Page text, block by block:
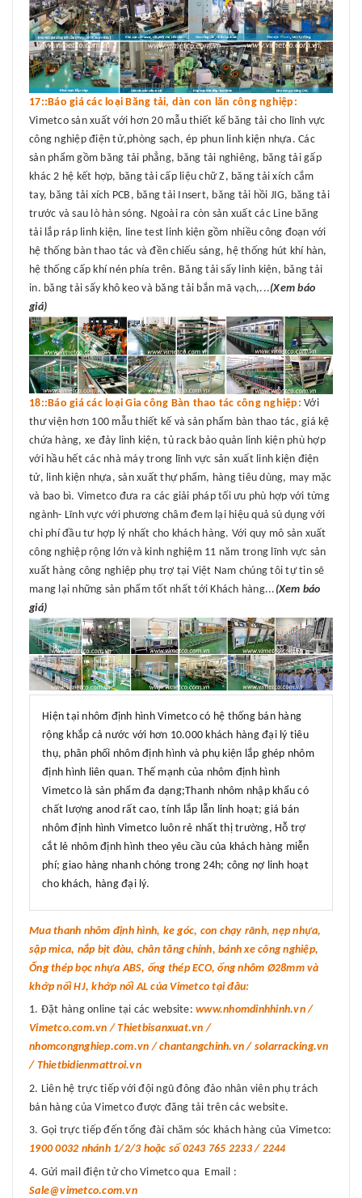
17::Báo giá các loại Băng tải, dàn con lăn công nghiệp:
Vimetco sản xuất với hơn 20 mẫu thiết kế băng tải cho lĩnh vực
công nghiệp điện tử,phòng sạch, ép phun linh kiện nhựa. Các
sản phẩm gồm băng tải phẳng, băng tải nghiêng, băng tải gấp
khác 2 hệ kết hợp, băng tải cấp liệu chữ Z, băng tải xích cắm
tay, băng tải xích PCB, băng tải Insert, băng tải hồi JIG, băng tải
trước và sau lò hàn sóng. Ngoài ra còn sản xuất các Line băng
tải lắp ráp linh kiện, line test linh kiện gồm nhiều công đoạn với
hệ thống bàn thao tác và đền chiếu sáng, hệ thống hút khí hàn,
hệ thống cấp khí nén phía trên. Băng tải sấy linh kiện, băng tải
in. băng tải sấy khô keo và băng tải bắn mã vạch,...(Xem báo
giá)
18::Báo giá các loại Gia công Bàn thao tác công nghiệp: Với
thư viện hơn 100 mẫu thiết kế và sản phẩm bàn thao tác, giá kệ
chứa hàng, xe đảy linh kiện, tủ rack bảo quản linh kiện phù hợp
với hầu hết các nhà máy trong lĩnh vực sản xuất linh kiện điện
tử, linh kiện nhựa, sản xuất thự phẩm, hàng tiêu dùng, may mặc
và bao bì. Vimetco đưa ra các giải pháp tối ưu phù hợp với từng
ngành- Lĩnh vực với phương châm đem lại hiệu quả sủ dụng với
chi phí đầu tư hợp lý nhất cho khách hàng. Với quy mô sản xuất
công nghiệp rộng lớn và kinh nghiệm 11 năm trong lĩnh vực sản
xuất hàng công nghiệp phụ trợ tại Việt Nam chúng tôi tự tin sẽ
mang lại những sản phẩm tốt nhất tới Khách hàng... (Xem báo
giá)
Hiện tại nhôm định hình Vimetco có hệ thống bán hàng
rộng khắp cả nước với hơn 10.000 khách hàng đại lý tiêu
thụ, phân phối nhôm định hình và phụ kiện lắp ghép nhôm
định hình liên quan. Thế mạnh của nhôm định hình
Vimetco là sản phẩm đa dạng;Thanh nhôm nhập khẩu có
chất lượng anod rất cao, tính lắp lẫn linh hoạt; giá bán
nhôm định hình Vimetco luôn rẻ nhất thị trường, Hỗ trợ
cắt lẻ nhôm định hình theo yêu cầu của khách hàng miễn
phí; giao hàng nhanh chóng trong 24h; công nợ linh hoạt
cho khách, hàng đại lý.
Mua thanh nhôm định hình, ke góc, con chạy rãnh, nẹp nhựa,
sập mica, nắp bịt đàu, chân tăng chỉnh, bánh xe công nghiệp,
Ống thép bọc nhựa ABS, ống thép ECO, ống nhôm Ø28mm và
khớp nối HJ, khớp nối AL của Vimetco tại đâu:
Đặt hàng online tại các website: www.nhomdinhhinh.vn /
Vimetco.com.vn / Thietbisanxuat.vn /
nhomcongnghiep.com.vn / chantangchinh.vn / solarracking.vn
/ Thietbidienmattroi.vn
Liên hệ trực tiếp với đội ngũ đông đảo nhân viên phụ trách
bán hàng của Vimetco được đăng tải trên các website.
Gọi trực tiếp đến tổng đài chăm sóc khách hàng của Vimetco:
1900 0032 nhánh 1/2/3 hoặc số 0243 765 2233 / 2244
Gửi mail điện tử cho Vimetco qua Email :
Sale@vimetco.com.vn